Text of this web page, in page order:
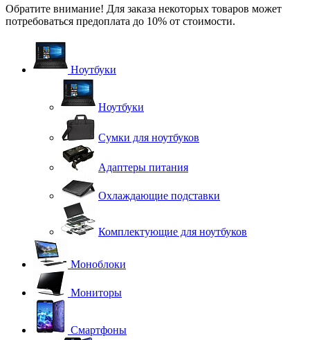
Обратите внимание! Для заказа некоторых товаров может
потребоваться предоплата до 10% от стоимости.
Ноутбуки
Ноутбуки
Сумки для ноутбуков
Адаптеры питания
Охлаждающие подставки
Комплектующие для ноутбуков
Моноблоки
Мониторы
Смартфоны